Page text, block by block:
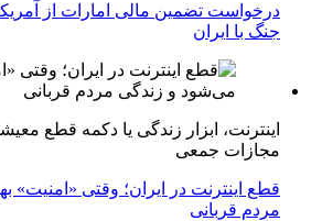
درخواست تضمین مالی امارات از
جنگ با ایران
اینترنت، ابزار زندگی یا دکمه قطع
مجازات جمعی
قطع اینترنت در ایران؛ وقتی «امنیت»
مردم قربانی